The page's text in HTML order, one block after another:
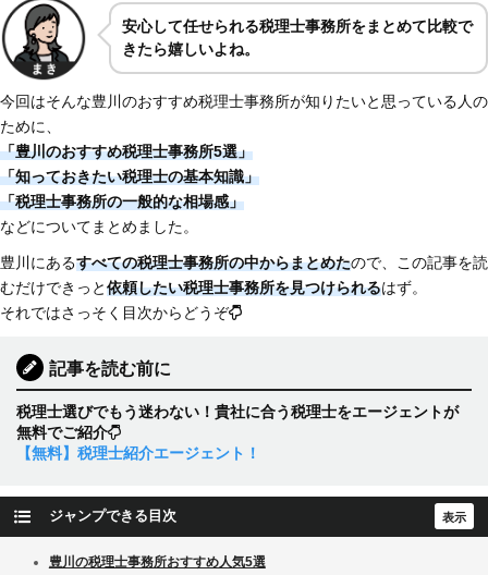
安心して任せられる税理士事務所をまとめて比較で
きたら嬉しいよね。
今回はそんな豊川のおすすめ税理士事務所が知りたいと思っている人の
ために、
「豊川のおすすめ税理士事務所5選」
「知っておきたい税理士の基本知識」
「税理士事務所の一般的な相場感」
などについてまとめました。
豊川にあるすべての税理士事務所の中からまとめたので、この記事を読
むだけできっと依頼したい税理士事務所を見つけられるはず。
それではさっそく目次からどうぞ
記事を読む前に
税理士選びでもう迷わない！貴社に合う税理士をエージェントが
無料でご紹介
【無料】税理士紹介エージェント！
ジャンプできる目次
豊川の税理士事務所おすすめ人気5選